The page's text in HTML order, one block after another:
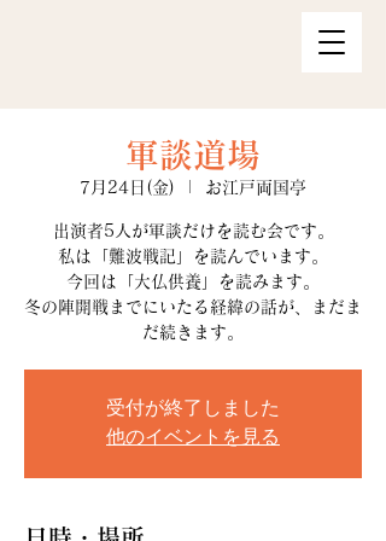
軍談道場
7月24日(金) お江戸両国亭
出演者5人が軍談だけを読む会です。
私は「難波戦記」を読んでいます。
今回は「大仏供養」を読みます。
冬の陣開戦までにいたる経緯の話が、まだま
だ続きます。
受付が終了しました
他のイベントを見る